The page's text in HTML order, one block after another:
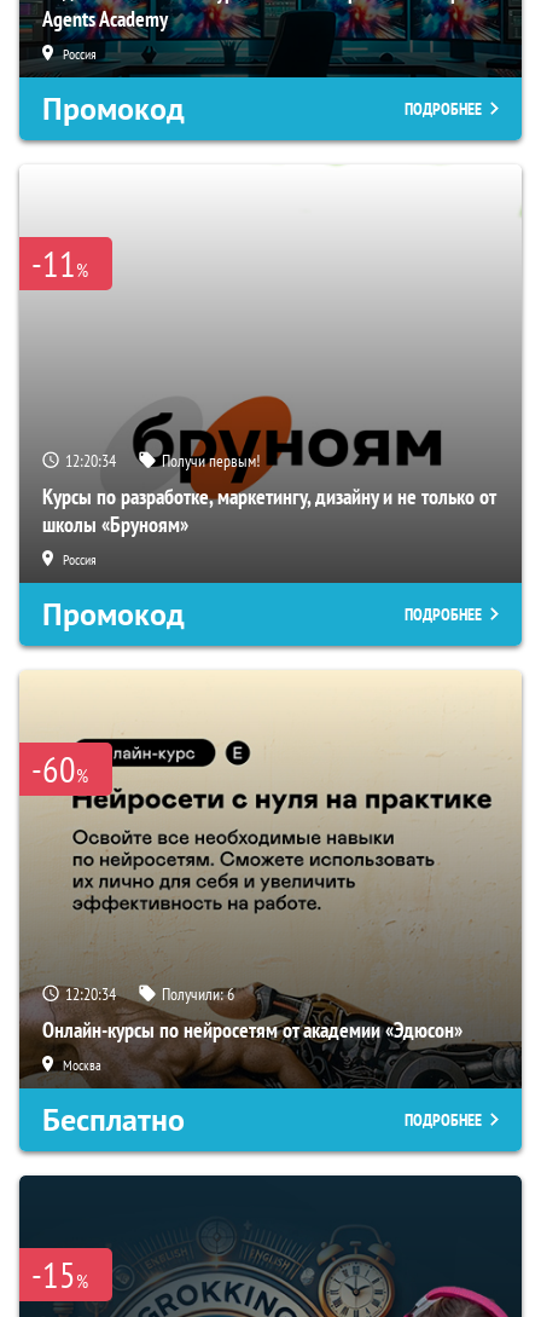
Agents Academy
Россия
Промокод ПОДРОБНЕЕ
-11%
12:20:33 Получи первым!
Курсы по разработке, маркетингу, дизайну и не только от
школы «Бруноям»
Россия
Промокод ПОДРОБНЕЕ
-60%
12:20:33 Получили:6
Онлайн-курсы по нейросетям от академии «Эдюсон»
Москва
Бесплатно ПОДРОБНЕЕ
-15%